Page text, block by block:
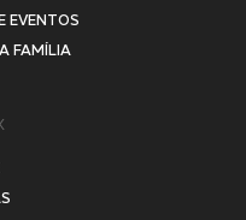
EVENTOS
FAMÍLIA